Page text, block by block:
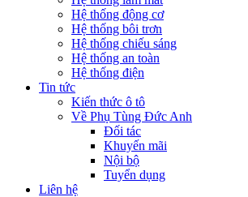
Hệ thống động cơ
Hệ thống bôi trơn
Hệ thống chiếu sáng
Hệ thống an toàn
Hệ thống điện
Tin tức
Kiến thức ô tô
Về Phụ Tùng Đức Anh
Đối tác
Khuyến mãi
Nội bộ
Tuyển dụng
Liên hệ